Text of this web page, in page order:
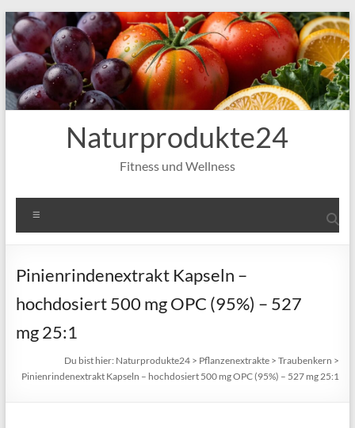
Zum
Inhalt
springen
Naturprodukte24
Fitness und Wellness
Pinienrindenextrakt Kapseln –
hochdosiert 500 mg OPC (95%) – 527
mg 25:1
Du bist hier: Naturprodukte24 > Pflanzenextrakte >Traubenkern >
Pinienrindenextrakt Kapseln – hochdosiert 500 mg OPC (95%) – 527 mg 25:1